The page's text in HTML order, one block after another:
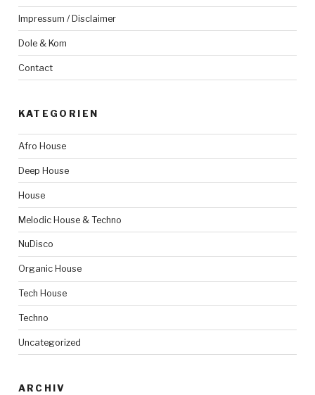
Impressum / Disclaimer
Dole & Kom
Contact
KATEGORIEN
Afro House
Deep House
House
Melodic House & Techno
NuDisco
Organic House
Tech House
Techno
Uncategorized
ARCHIV